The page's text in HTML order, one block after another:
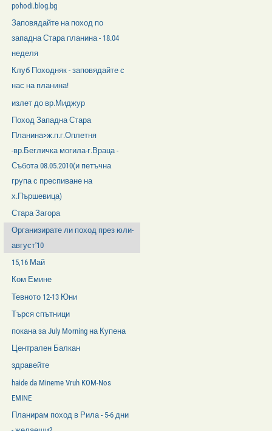
pohodi.blog.bg
Заповядайте на поход по
западна Стара планина - 18.04
неделя
Клуб Походняк - заповядайте с
нас на планина!
излет до вр.Миджур
Поход Западна Стара
Планина>ж.п.г.Оплетня
-вр.Бегличка могила-г.Враца -
Събота 08.05.2010(и петъчна
група с преспиване на
х.Пършевица)
Стара Загора
Организирате ли поход през юли-
август'10
15,16 Май
Ком Емине
Тевното 12-13 Юни
Търся спътници
покана за July Morning на Купена
Централен Балкан
здравейте
haide da Mineme Vruh KOM-Nos
EMINE
Планирам поход в Рила - 5-6 дни